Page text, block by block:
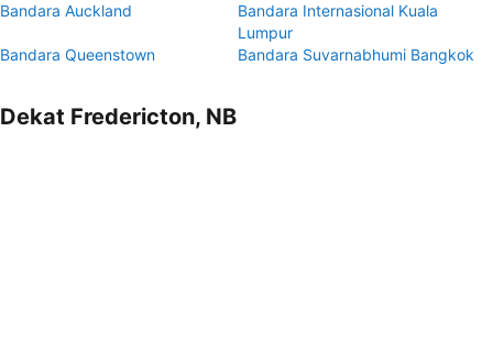
Bandara Auckland
Bandara Internasional Kuala
Lumpur
Bandara Queenstown
Bandara Suvarnabhumi Bangkok
Dekat Fredericton, NB